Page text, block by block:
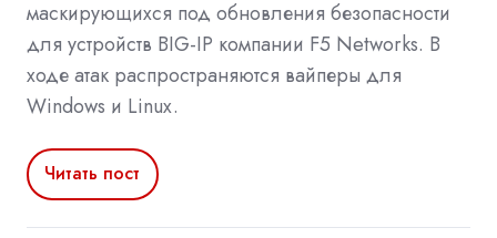
маскирующихся под обновления безопасности
для устройств BIG-IP компании F5 Networks. В
ходе атак распространяются вайперы для
Windows и Linux.
Читать пост